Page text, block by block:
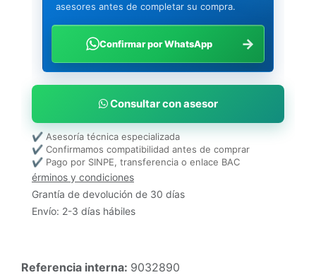
asesores antes de completar su compra.
Confirmar por WhatsApp →
Consultar con asesor
✔ Asesoría técnica especializada
✔ Confirmamos compatibilidad antes de comprar
✔ Pago por SINPE, transferencia o enlace BAC
érminos y condiciones
Grantía de devolución de 30 días
Envío: 2-3 días hábiles
Referencia interna: 9032890